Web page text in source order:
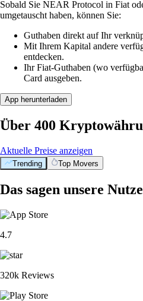
Sobald Sie NEAR Protocol in Fiat
umgetauscht haben, können Sie:
Guthaben direkt auf Ihr
Mit Ihrem Kapital andere
entdecken.
Ihr Fiat-Guthaben (wo
Card ausgeben.
App herunterladen
Über 400
Aktuelle Preise anzeigen
Trending Top Movers
Das sagen unsere
4.7
320k Reviews